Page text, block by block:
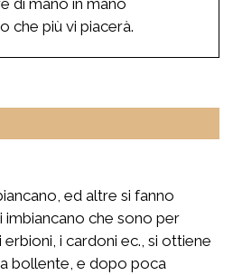
che più vi piacerà.
ed altre si fanno
imbiancano che sono per
i cardoni ec., si ottiene
bollente, e dopo poca